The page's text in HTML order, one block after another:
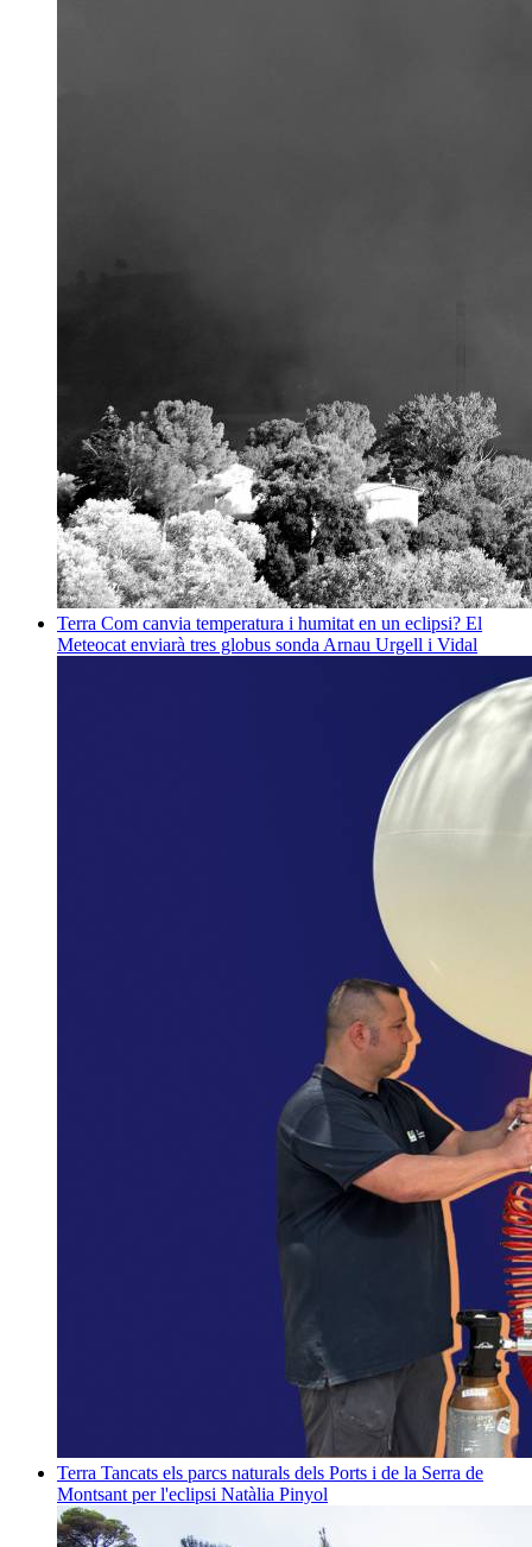
Terra Com canvia temperatura i humitat en un eclipsi? El
Meteocat enviarà tres globus sonda Arnau Urgell i Vidal
Terra Tancats els parcs naturals dels Ports i de la Serra de
Montsant per l'eclipsi Natàlia Pinyol